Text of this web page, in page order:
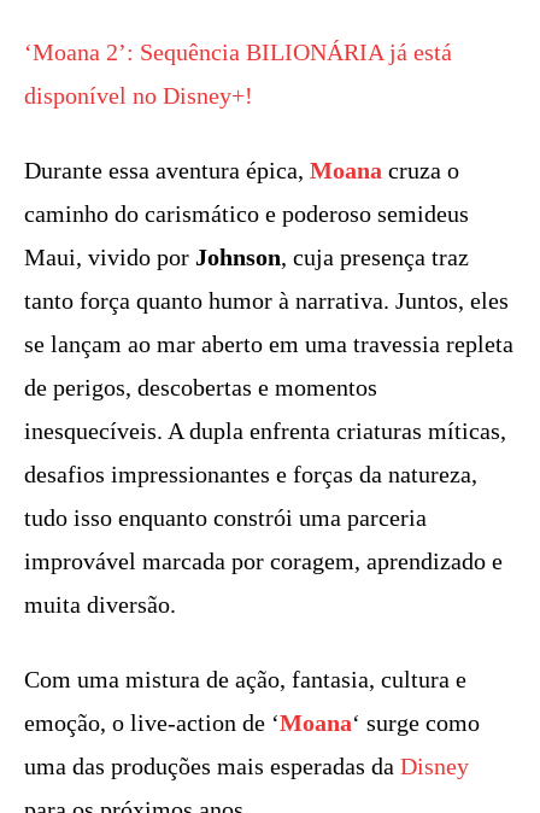
‘Moana 2’: Sequência BILIONÁRIA já está
disponível no Disney+!
Durante essa aventura épica, Moana cruza o
caminho do carismático e poderoso semideus
Maui, vivido por Johnson, cuja presença traz
tanto força quanto humor à narrativa. Juntos, eles
se lançam ao mar aberto em uma travessia repleta
de perigos, descobertas e momentos
inesquecíveis. A dupla enfrenta criaturas míticas,
desafios impressionantes e forças da natureza,
tudo isso enquanto constrói uma parceria
improvável marcada por coragem, aprendizado e
muita diversão.
Com uma mistura de ação, fantasia, cultura e
emoção, o live-action de ‘Moana‘ surge como
uma das produções mais esperadas da Disney